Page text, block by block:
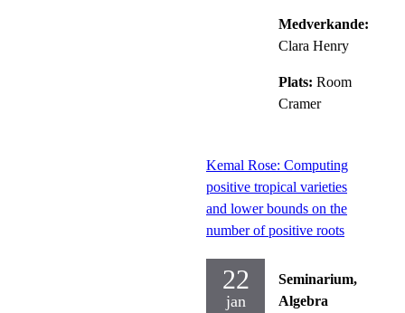
Medverkande:
Clara Henry
Plats: Room
Cramer
Kemal Rose: Computing
positive tropical varieties
and lower bounds on the
number of positive roots
22
jan
Seminarium,
Algebra